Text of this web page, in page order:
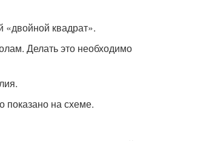
«двойной квадрат».
Делать это необходимо
показано на схеме.